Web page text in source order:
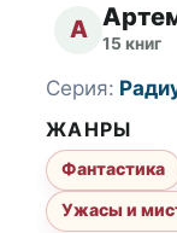
А 15 книг
Серия:
ЖАНРЫ
Фантастика
Ужасы и